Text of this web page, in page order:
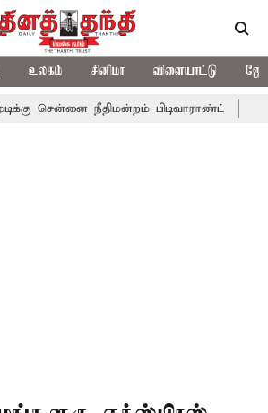
உலகம் சினிமா விளையாட்டு
நீதிமன்றம் பிடிவாராண்ட் தொலைநோக்கு